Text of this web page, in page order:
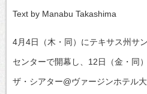
Text by Manabu Takashima
4月4日（木・同）にテキサス州サ
センターで開幕し、12日（金・同
ザ・シアター@ヴァージンホテル